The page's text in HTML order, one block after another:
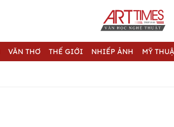
VĂN THƠ THẾ GIỚI NHIẾP ẢNH MỸ